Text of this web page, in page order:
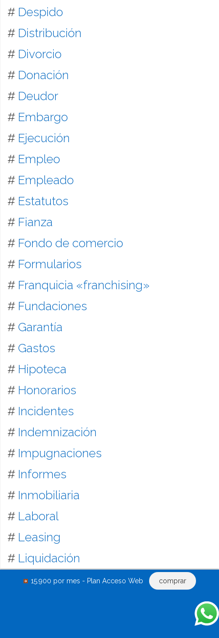
15.900 por mes - Plan Acceso Web comprar
# Despido
# Distribución
# Divorcio
# Donación
# Deudor
# Embargo
# Ejecución
# Empleo
# Empleado
# Estatutos
# Fianza
# Fondo de comercio
# Formularios
# Franquicia «franchising»
# Fundaciones
# Garantía
# Gastos
# Hipoteca
# Honorarios
# Incidentes
# Indemnización
# Impugnaciones
# Informes
# Inmobiliaria
# Laboral
# Leasing
# Liquidación
Locación inmobiliaria y mobiliaria